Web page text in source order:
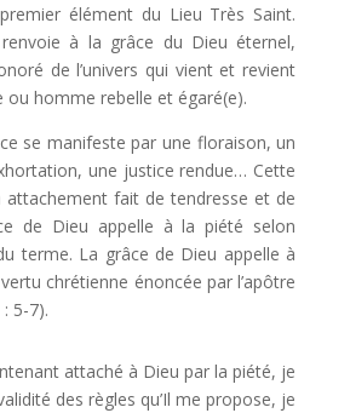
élément du Lieu Très Saint.
à la grâce du Dieu éternel,
de l’univers qui vient et revient
homme rebelle et égaré(e).
se manifeste par une floraison, un
une justice rendue… Cette
attachement fait de tendresse et de
de Dieu appelle à la piété selon
terme. La grâce de Dieu appelle à
chrétienne énoncée par l’apôtre
5-7).
attaché à Dieu par la piété, je
des règles qu’Il me propose, je